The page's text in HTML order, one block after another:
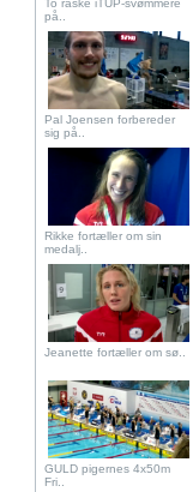
To raske iTUP-svømmere
på..
Pal Joensen forbereder
sig på..
Rikke fortæller om sin
medalj..
Jeanette fortæller om sø..
GULD pigernes 4x50m
Fri..